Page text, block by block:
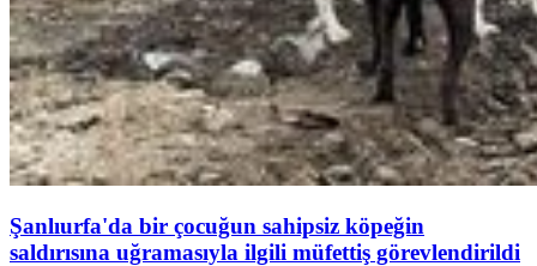
Şanlıurfa'da bir çocuğun sahipsiz köpeğin
saldırısına uğramasıyla ilgili müfettiş görevlendirildi